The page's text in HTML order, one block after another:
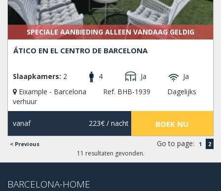
Fort Pienc, Sagrada Família, Dreta de l'Eixample, L' Antiga
Esquerra de l'Eixample, La Nova Esquerra de l'Eixample en
Sant Antoni.
SPECIALE AANBIEDING ALLEEN VANDAAG GELDIG
ÁTICO EN EL CENTRO DE BARCELONA
Slaapkamers: 2 4 Ja
Ja
Eixample - Barcelona
Ref. BHB-1939
Dagelijks
verhuur
vanaf 223€/ nacht BOEK NU
Go to page:
< Previous 1 2
11 resultaten gevonden.
BARCELONA-HOME